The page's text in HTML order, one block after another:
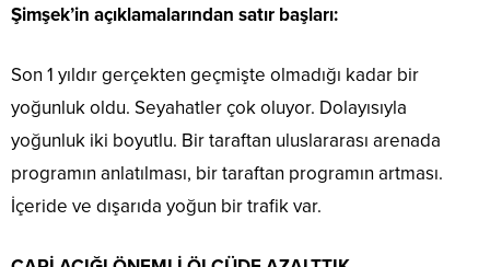
Şimşek’in açıklamalarından satır başları:
Son 1 yıldır gerçekten geçmişte olmadığı kadar bir
yoğunluk oldu. Seyahatler çok oluyor. Dolayısıyla
yoğunluk iki boyutlu. Bir taraftan uluslararası arenada
programın anlatılması, bir taraftan programın artması.
İçeride ve dışarıda yoğun bir trafik var.